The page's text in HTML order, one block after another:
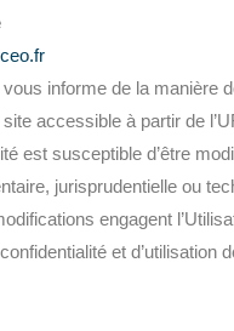
informe de la
accessible à partir de
est susceptible d’être
jurisprudentielle ou
engagent
et